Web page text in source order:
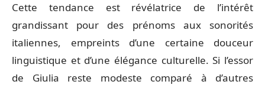
Cette tendance est révélatrice de l’intérêt
grandissant pour des prénoms aux sonorités
italiennes, empreints d’une certaine douceur
linguistique et d’une élégance culturelle. Si l’essor
de Giulia reste modeste comparé à d’autres